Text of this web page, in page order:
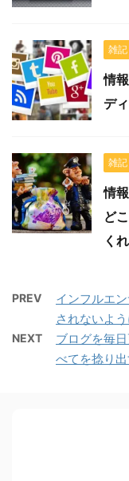
雑記
情
デ
雑記
情
ど
く
PREV
インフルエ
されないよ
NEXT
ブログを毎
べてを捻り